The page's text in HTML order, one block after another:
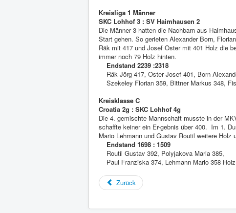
Kreisliga 1 Männer
SKC Lohhof 3 : SV Haimhausen 2
Die Männer 3 hatten die Nachbarn aus
Start gehen. So gerieten Alexander Born,
Räk mit 417 und Josef Oster mit 401 Holz die
immer noch 79 Holz hinten.
Endstand 2239 :2318
Räk Jörg 417, Oster Josef 401, Born
Szekeley Florian 359, Bittner Markus 348,
Kreisklasse C
Croatia 2g : SKC Lohhof 4g
Die 4. gemischte Mannschaft musste in der
schaffte keiner ein Er-gebnis über 400. Im 1.
Mario Lehmann und Gustav Routil weitere
Endstand 1698 : 1509
Routil Gustav 392, Polyjakova Maria 385,
Paul Franziska 374, Lehmann Mario 358 Holz
Zurück